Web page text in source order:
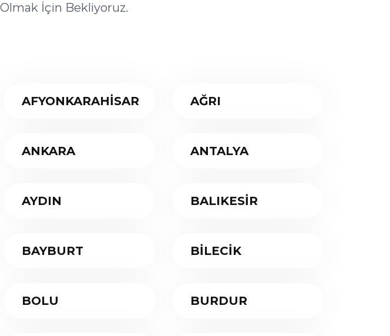
Olmak İçin Bekliyoruz.
AFYONKARAHİSAR AĞRI
ANKARA ANTALYA
AYDIN BALIKESİR
BAYBURT BİLECİK
BOLU BURDUR